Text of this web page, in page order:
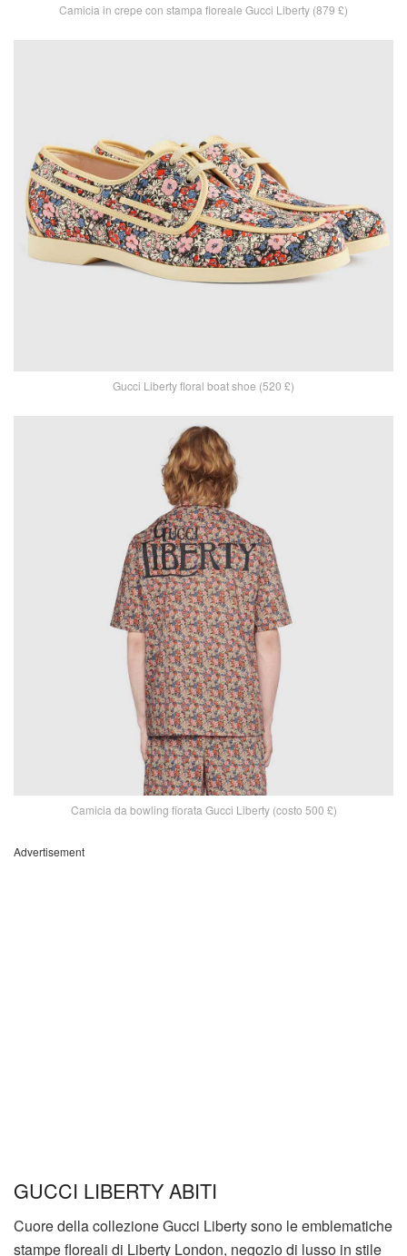
Camicia in crepe con stampa floreale Gucci Liberty (879 £)
Gucci Liberty floral boat shoe (520 £)
Camicia da bowling fiorata Gucci Liberty (costo 500 £)
Advertisement
GUCCI LIBERTY ABITI
Cuore della collezione Gucci Liberty sono le emblematiche
stampe floreali di Liberty London, negozio di lusso in stile